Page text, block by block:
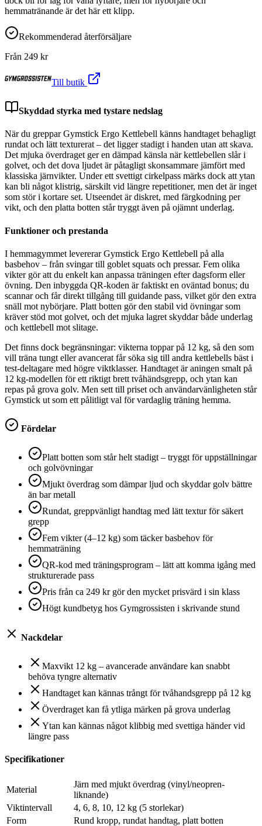
hemmatränande är det här ett klipp.
Rekommenderad återförsäljare
Från 249 kr
Till butik
Skyddad styrka med tystare nedslag
När du greppar Gymstick Ergo Kettlebell känns handtaget behagligt
rundat och lätt texturerat – det ligger stadigt i handen utan att skava.
Det mjuka överdraget ger en dämpad känsla när kettlebellen slår i
golvet, och det dova ljudet är påtagligt skonsammare jämfört med
klassiska järnvikter. Under ett svettigt cirkelpass märks dock att ytan
kan bli något klistrig, särskilt vid längre repetitioner, men det är inget
som stör i kortare set. Utseendet är diskret, med färgkodning per
vikt, och den platta botten står tryggt även på ojämnt underlag.
Funktioner och prestanda
I hemmagymmet levererar Gymstick Ergo Kettlebell på alla
basbehov – från svingar till goblet squats och pressar. Fem olika
vikter gör att du enkelt kan anpassa träningen efter dagsform eller
övning. Den inbyggda QR-koden är faktiskt en oväntad bonus; du
scannar och får direkt tillgång till guidande pass, vilket gör den extra
snäll mot nybörjare. Platt botten gör den stabil vid övningar som
kräver stöd mot golvet, och det mjuka lagret skyddar både underlag
och kettlebell mot slitage.
Det finns dock begränsningar: vikterna toppar på 12 kg, så den som
vill träna tungt eller avancerat får söka sig till andra kettlebells bäst i
test-deltagare med högre viktklasser. Handtaget är aningen smalt på
12 kg-modellen för ett riktigt brett tvåhändsgrepp, och ytan kan
repas på grova golv. Men sett till priset och användarvänligheten står
Gymstick ut som ett pålitligt val för vardaglig träning hemma.
Fördelar
Platt botten som står helt stadigt – tryggt för uppställningar
och golvövningar
Mjukt överdrag som dämpar ljud och skyddar golv bättre
än bar metall
Rundat, greppvänligt handtag med lätt textur för säkert
grepp
Fem vikter (4–12 kg) som täcker basbehov för
hemmaträning
QR-kod med träningsprogram – lätt att komma igång med
strukturerade pass
Pris från ca 249 kr gör den mycket prisvärd i sin klass
Högt kundbetyg hos Gymgrossisten i skrivande stund
Nackdelar
Maxvikt 12 kg – avancerade användare kan snabbt
behöva tyngre alternativ
Handtaget kan kännas trångt för tvåhandsgrepp på 12 kg
Överdraget kan få ytliga märken på grova underlag
Ytan kan kännas något klibbig med svettiga händer vid
längre pass
Specifikationer
Material
Järn med mjukt överdrag (vinyl/neopren-
liknande)
Viktintervall
4, 6, 8, 10, 12 kg (5 storlekar)
Form
Rund kropp, rundat handtag, platt botten